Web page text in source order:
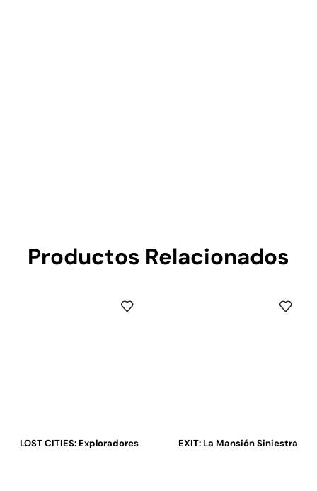
Productos Relacionados
LOST CITIES: Exploradores EXIT: La Mansión Siniestra